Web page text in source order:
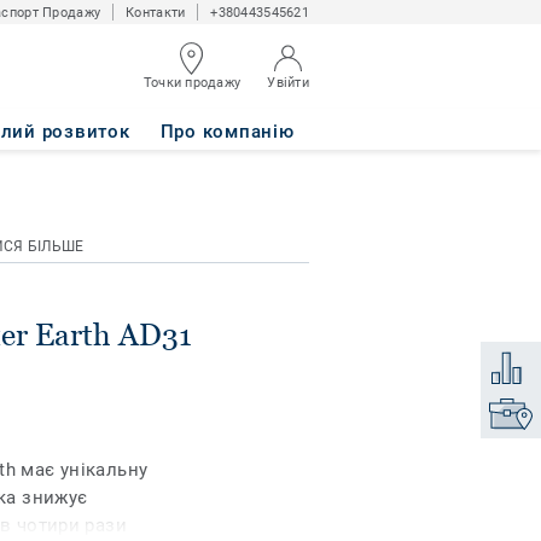
Продажу Контакти +380443545621
Точки продажу Увійти
розвиток Про компанію
БІЛЬШЕ
Earth AD31
має унікальну
знижує
чотири рази